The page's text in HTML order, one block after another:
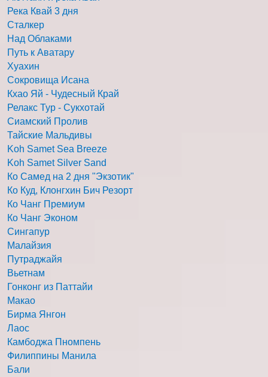
Река Квай 3 дня
Сталкер
Над Облаками
Путь к Аватару
Хуахин
Сокровища Исана
Кхао Яй - Чудесный Край
Релакс Тур - Сукхотай
Сиамский Пролив
Тайские Мальдивы
Koh Samet Sea Breeze
Koh Samet Silver Sand
Ко Самед на 2 дня "Экзотик"
Ко Куд, Клонгхин Бич Резорт
Ко Чанг Премиум
Ко Чанг Эконом
Сингапур
Малайзия
Путраджайя
Вьетнам
Гонконг из Паттайи
Макао
Бирма Янгон
Лаос
Камбоджа Пномпень
Филиппины Манила
Бали